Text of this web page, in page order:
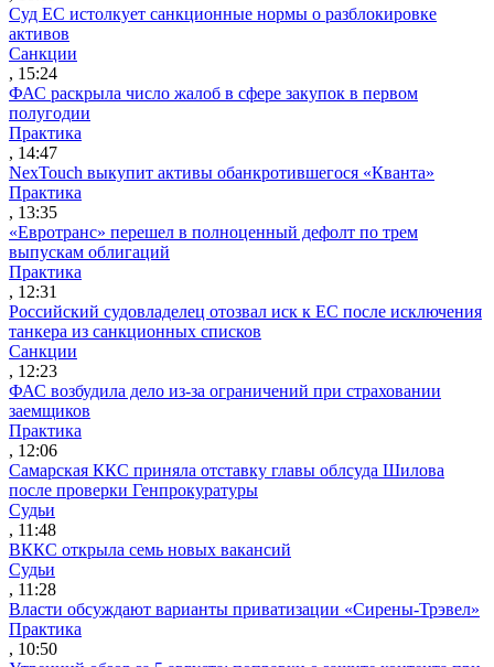
Суд ЕС истолкует санкционные нормы о разблокировке
активов
Санкции
, 15:24
ФАС раскрыла число жалоб в сфере закупок в первом
полугодии
Практика
, 14:47
NexTouch выкупит активы обанкротившегося «Кванта»
Практика
, 13:35
«Евротранс» перешел в полноценный дефолт по трем
выпускам облигаций
Практика
, 12:31
Российский судовладелец отозвал иск к ЕС после исключения
танкера из санкционных списков
Санкции
, 12:23
ФАС возбудила дело из-за ограничений при страховании
заемщиков
Практика
, 12:06
Самарская ККС приняла отставку главы облсуда Шилова
после проверки Генпрокуратуры
Судьи
, 11:48
ВККС открыла семь новых вакансий
Судьи
, 11:28
Власти обсуждают варианты приватизации «Сирены-Трэвел»
Практика
, 10:50